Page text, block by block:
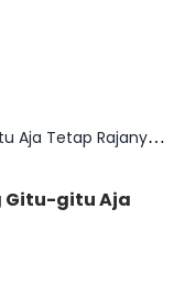
Ini Alasan Suzuki New Carry Yang Gitu-gitu Aja Tetap Rajanya Pick-Up
Gitu-gitu Aja